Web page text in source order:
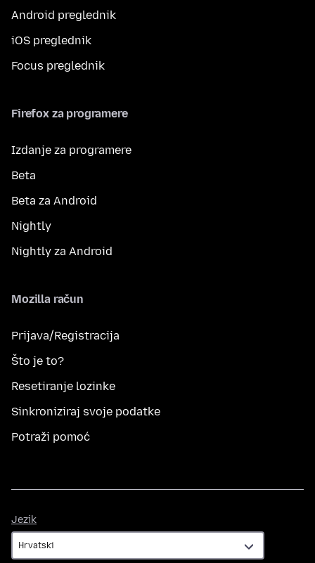
Android preglednik
iOS preglednik
Focus preglednik
Firefox za programere
Izdanje za programere
Beta
Beta za Android
Nightly
Nightly za Android
Mozilla račun
Prijava/Registracija
Što je to?
Resetiranje lozinke
Sinkroniziraj svoje podatke
Potraži pomoć
Jezik